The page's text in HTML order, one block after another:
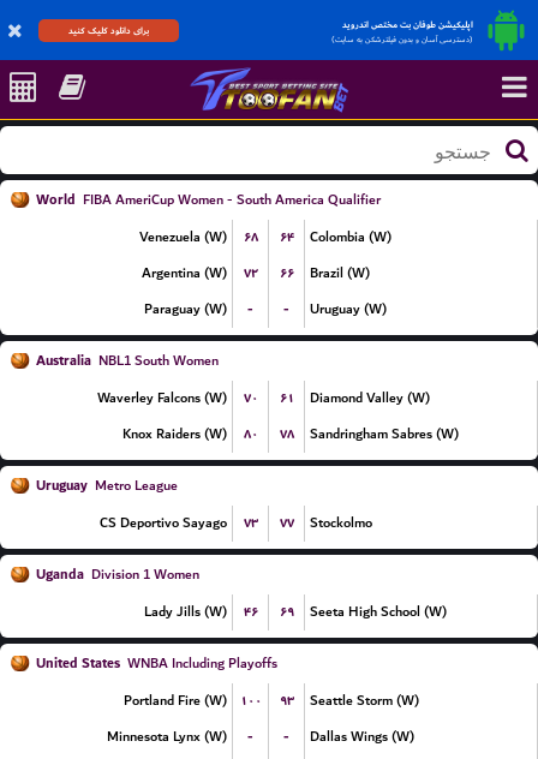
اپلیکیشن طوفان بت مختص اندروید
(دسترسی آسان و بدون فیلترشکن به سایت)
برای دانلود کلیک کنید
World FIBA AmeriCup Women - South America Qualifier
Venezuela (W)
۶۸ ۶۴
Colombia (W)
Argentina (W)
۷۲ ۶۶
Brazil (W)
Paraguay (W)
- - Uruguay (W)
Australia NBL1 South Women
Waverley Falcons (W)
۷۰ ۶۱
Diamond Valley (W)
Knox Raiders (W)
۸۰ ۷۸ Sandringham Sabres (W)
Uruguay Metro League
CS Deportivo Sayago
۷۳ ۷۷ Stockolmo
Uganda Division 1 Women
Lady Jills (W)
۴۶ ۶۹ Seeta High School (W)
United States WNBA Including Playoffs
Portland Fire (W)
۱۰۰ ۹۳
Seattle Storm (W)
Minnesota Lynx (W)
- -
Dallas Wings (W)